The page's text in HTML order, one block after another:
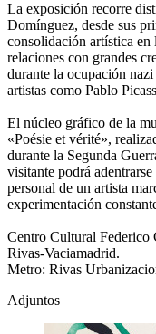
La exposición recorre
Domínguez, desde sus
consolidación artística en
relaciones con grandes
durante la ocupación
artistas como Pablo
El núcleo gráfico de la
«Poésie et vérité»,
durante la Segunda
visitante podrá
personal de un artista
experimentación
Centro Cultural Federico
Rivas-Vaciamadrid.
Metro: Rivas
Adjuntos